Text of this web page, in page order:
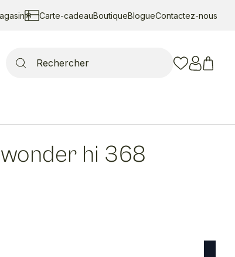
Carte-cadeauBoutiqueBlogueContactez-nous
for:
hi 368